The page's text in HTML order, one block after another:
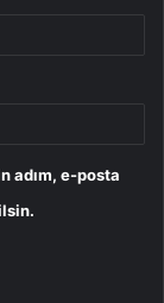
adım, e-posta